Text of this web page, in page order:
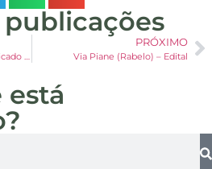
Via Piane (Rabelo) – Comunicado aos credores
PRÓXIMO
Via Piane (Rabelo) – Edital
está